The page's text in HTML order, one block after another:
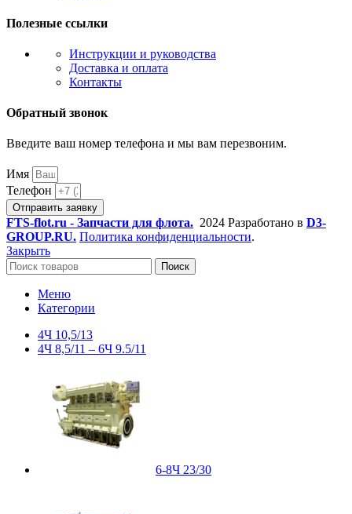
Полезные ссылки
Инструкции и руководства
Доставка и оплата
Контакты
Обратный звонок
Введите ваш номер телефона и мы вам перезвоним.
Имя
Телефон
Отправить заявку
FTS-flot.ru - Запчасти для флота. 2024 Разработано в D3-
GROUP.RU. Политика конфиденциальности.
Закрыть
Поиск
Меню
Категории
4Ч 10,5/13
4Ч 8,5/11 – 6Ч 9.5/11
6-8Ч 23/30